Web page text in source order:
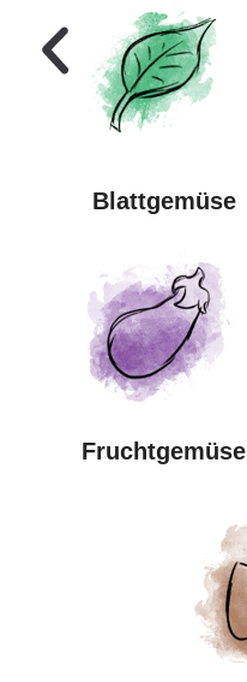
Blattgemüse
Fruchtgemüse